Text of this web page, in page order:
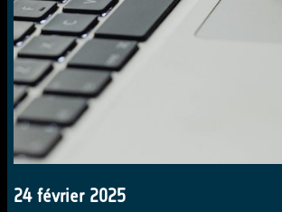
24 février 2025